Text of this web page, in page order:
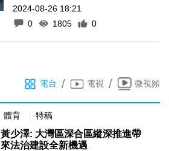
2024-08-26 18:21
0
1805 0
電台 / 電視 / 微視頻
體育 特稿
黃少澤: 大灣區深合區縱深推進帶
來法治建設全新機遇